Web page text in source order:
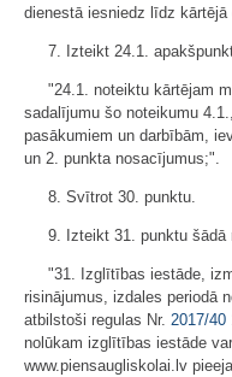
dienestā iesniedz līdz kārtējā
7. Izteikt 24.1.
"24.1. noteiktu kārtējam
sadalījumu šo noteikumu
pasākumiem un darbībām,
un 2. punkta nosacījumus;".
8. Svītrot 30. punktu.
9. Izteikt 31. punktu šādā
"31. Izglītības iestāde,
risinājumus, izdales periodā
atbilstoši regulas Nr. 2017/40
nolūkam izglītības iestāde
www.piensaugliskolai.lv